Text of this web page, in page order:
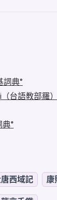
詞典
台語教部羅）
典
西域記 康